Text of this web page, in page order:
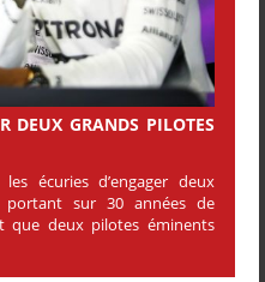
DEUX GRANDS PILOTES
écuries d’engager deux
sur 30 années de
que deux pilotes éminents